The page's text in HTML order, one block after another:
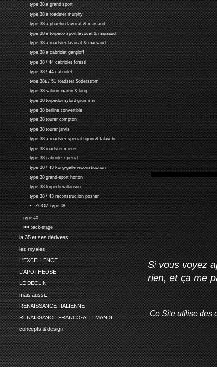
type 38 a grand sport
type 38 a roadster murphy
type 38 a phaeton lavocat & marsaud
type 38 a torpedo sport lavocat & marsaud
type 38 a roadster lavocat & marsaud
type 38 a cabriolet gangloff
type 38 / 44 cabriolet foresti
type 38 / 44 cabriolet
type 38a / 51 roadster Soderström
type 38 saloon martin & king
type 38 torpedo-mylord grummer
type 38 berline convertible
type 38 tourer compton
type 38 tourer jarvis
type 38 a roadster special figoni & falaschi
type 38 roadster mieres
type 38 cabriolet special
type 38 / 43 köng-galle reconstruction
type 38 grand-sport horton
type 38 torpedo wilkinson
type 38 / 43 reconstruction posner
•-- ZOOM type 38
type 40
•••• back-stage
la 35 et ses dérivees
les royales
L'EXCELLENCE
L'APOTHEOSE
LE DECLIN
mais aussi...
RENAISSANCE ITALIENNE
RENAISSANCE FRANCO-ALLEMANDE
concepts & design
Si vous voyez
rien, et ça me
Ce Site utilise des